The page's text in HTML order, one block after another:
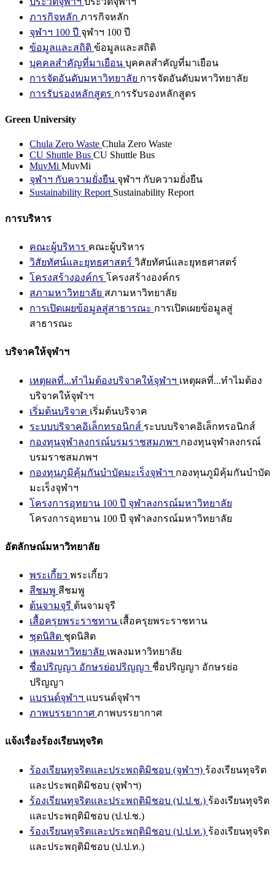
ภารกิจหลัก ภารกิจหลัก
จุฬาฯ 100 ปี จุฬาฯ 100 ปี
ข้อมูลและสถิติ ข้อมูลและสถิติ
บุคคลสำคัญที่มาเยือน บุคคลสำคัญที่มาเยือน
การจัดอันดับมหาวิทยาลัย การจัดอันดับมหาวิทยาลัย
การรับรองหลักสูตร การรับรองหลักสูตร
Green University
Chula Zero Waste Chula Zero Waste
CU Shuttle Bus CU Shuttle Bus
MuvMi MuvMi
จุฬาฯ กับความยั่งยืน จุฬาฯ กับความยั่งยืน
Sustainability Report Sustainability Report
การบริหาร
คณะผู้บริหาร คณะผู้บริหาร
วิสัยทัศน์และยุทธศาสตร์ วิสัยทัศน์และยุทธศาสตร์
โครงสร้างองค์กร โครงสร้างองค์กร
สภามหาวิทยาลัย สภามหาวิทยาลัย
การเปิดเผยข้อมูลสู่สาธารณะ การเปิดเผยข้อมูลสู่
สาธารณะ
บริจาคให้จุฬาฯ
เหตุผลที่...ทำไมต้องบริจาคให้จุฬาฯ เหตุผลที่...ทำไมต้อง
บริจาคให้จุฬาฯ
เริ่มต้นบริจาค เริ่มต้นบริจาค
ระบบบริจาคอิเล็กทรอนิกส์ ระบบบริจาคอิเล็กทรอนิกส์
กองทุนจุฬาลงกรณ์บรมราชสมภพฯ กองทุนจุฬาลงกรณ์
บรมราชสมภพฯ
กองทุนภูมิคุ้มกันบำบัดมะเร็งจุฬาฯ กองทุนภูมิคุ้มกันบำบัด
มะเร็งจุฬาฯ
โครงการอุทยาน 100 ปี จุฬาลงกรณ์มหาวิทยาลัย
โครงการอุทยาน 100 ปี จุฬาลงกรณ์มหาวิทยาลัย
อัตลักษณ์มหาวิทยาลัย
พระเกี้ยว พระเกี้ยว
สีชมพู สีชมพู
ต้นจามจุรี ต้นจามจุรี
เสื้อครุยพระราชทาน เสื้อครุยพระราชทาน
ชุดนิสิต ชุดนิสิต
เพลงมหาวิทยาลัย เพลงมหาวิทยาลัย
ชื่อปริญญา อักษรย่อปริญญา ชื่อปริญญา อักษรย่อ
ปริญญา
แบรนด์จุฬาฯ แบรนด์จุฬาฯ
ภาพบรรยากาศ ภาพบรรยากาศ
แจ้งเรื่องร้องเรียนทุจริต
ร้องเรียนทุจริตและประพฤติมิชอบ (จุฬาฯ) ร้องเรียนทุจริต
และประพฤติมิชอบ (จุฬาฯ)
ร้องเรียนทุจริตและประพฤติมิชอบ (ป.ป.ช.) ร้องเรียนทุจริต
และประพฤติมิชอบ (ป.ป.ช.)
ร้องเรียนทุจริตและประพฤติมิชอบ (ป.ป.ท.) ร้องเรียนทุจริต
และประพฤติมิชอบ (ป.ป.ท.)